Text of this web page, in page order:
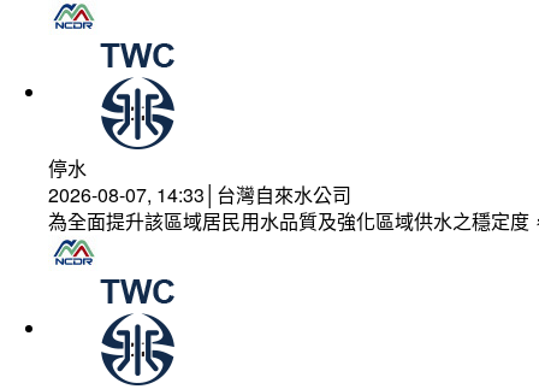
停水
2026-08-07, 14:33│台灣自來水公司
為全面提升該區域居民用水品質及強化區域供水之穩定